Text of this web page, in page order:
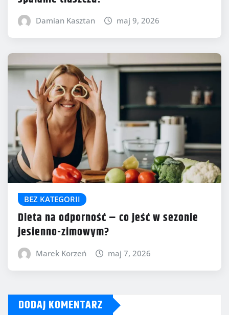
Damian Kasztan maj 9, 2026
BEZ KATEGORII
Dieta na odporność – co jeść w sezonie
jesienno-zimowym?
Marek Korzeń maj 7, 2026
DODAJ KOMENTARZ